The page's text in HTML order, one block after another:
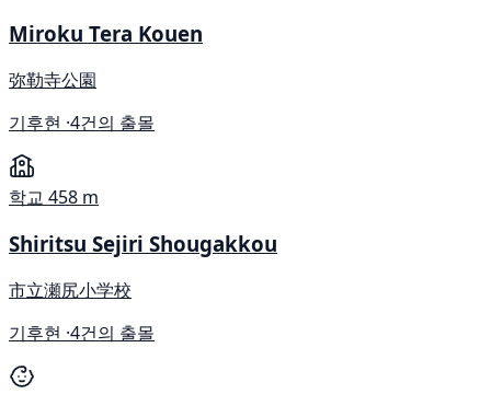
Miroku Tera Kouen
弥勒寺公園
기후현 ·4건의 출몰
학교 458 m
Shiritsu Sejiri Shougakkou
市立瀬尻小学校
기후현 ·4건의 출몰